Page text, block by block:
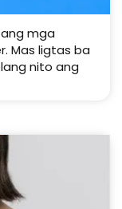
mga
Mas ligtas ba
nito ang